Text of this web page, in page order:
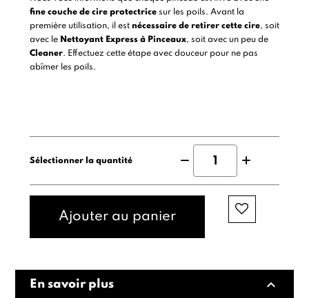
fine couche de cire protectricesur les poils. Avant la
première utilisation, il est nécessaire de retirer cette cire, soit
avec le Nettoyant Express à Pinceaux, soit avec un peu de
Cleaner. Effectuez cette étape avec douceur pour ne pas
abîmer les poils.
Sélectionner la quantité
Ajouter au panier
En savoir plus expand_less